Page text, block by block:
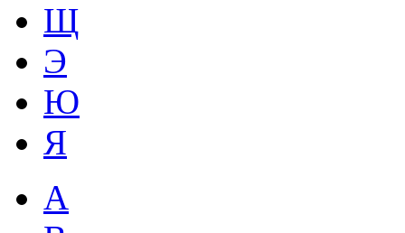
Щ
Э
Ю
Я
A